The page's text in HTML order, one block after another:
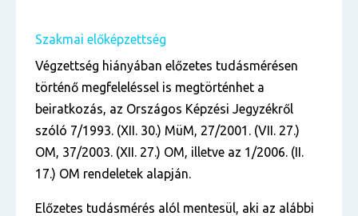
Szakmai előképzettség
Végzettség hiányában előzetes tudásmérésen
történő megfeleléssel is megtörténhet a
beiratkozás, az Országos Képzési Jegyzékről
szóló 7/1993. (XII. 30.) MüM, 27/2001. (VII. 27.)
OM, 37/2003. (XII. 27.) OM, illetve az 1/2006. (II.
17.) OM rendeletek alapján.
Előzetes tudásmérés alól mentesül, aki az alábbi